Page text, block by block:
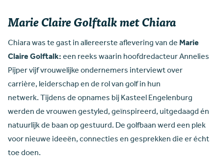
Marie Claire Golftalk met Chiara
Chiara was te gast in allereerste aflevering van deMarie
Claire Golftalk:een reeks waarin hoofdredacteur Annelies
Pijper vijf vrouwelijke ondernemers interviewt over
carrière, leiderschap en de rol van golf in hun
netwerk. Tijdens de opnames bij Kasteel Engelenburg
werden de vrouwen gestyled, geïnspireerd, uitgedaagd én
natuurlijk de baan op gestuurd. De golfbaan werd een plek
voor nieuwe ideeën, connecties en gesprekken die er écht
toe doen.